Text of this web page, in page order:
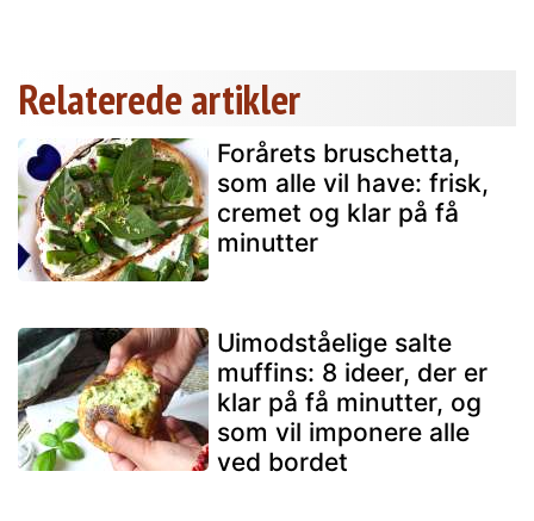
Relaterede artikler
Forårets bruschetta,
som alle vil have: frisk,
cremet og klar på få
minutter
Uimodståelige salte
muffins: 8 ideer, der er
klar på få minutter, og
som vil imponere alle
ved bordet